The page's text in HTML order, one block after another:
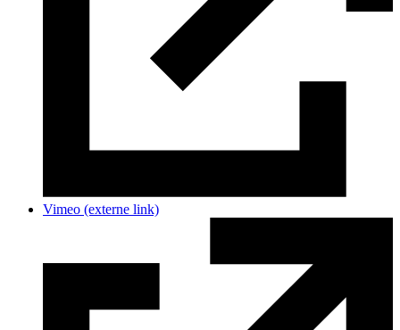
Vimeo (externe link)